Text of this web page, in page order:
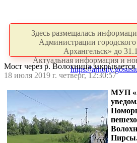
Здесь размещалась
Администрации городского
Архангельск» до
Актуальная информация и
https://
Мост через р. Волохница
18 июля 2019 г. четверг, 12:30:57
МУП